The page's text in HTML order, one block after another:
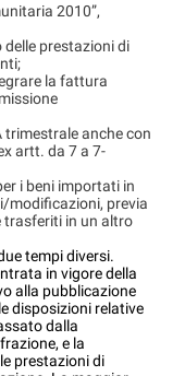
2010”,
delle prestazioni di
la fattura
trimestrale anche con
artt. da 7 a 7-
i beni importati in
modificazioni, previa
trasferiti in un altro
tempi diversi.
in vigore della
alla pubblicazione
disposizioni relative
dalla
e la
prestazioni di